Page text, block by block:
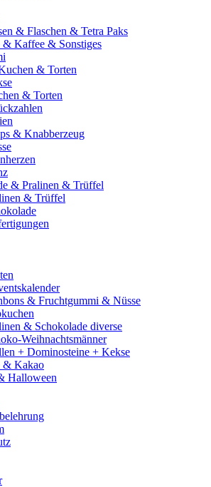
& Flaschen & Tetra Paks
& Kaffee & Sonstiges
& Torten
& Torten
& Knabberzeug
& Pralinen & Trüffel
& Trüffel
& Fruchtgummi & Nüsse
& Schokolade diverse
Weihnachtsmänner
+ Dominosteine + Kekse
& Kakao
Halloween